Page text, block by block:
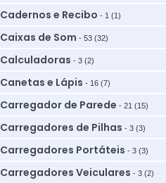
Cadernos e Recibo - 1 (1)
Caixas de Som - 53 (32)
Calculadoras - 3 (2)
Canetas e Lápis - 16 (7)
Carregador de Parede - 21 (15)
Carregadores de Pilhas - 3 (3)
Carregadores Portáteis - 3 (3)
Carregadores Veiculares - 3 (2)